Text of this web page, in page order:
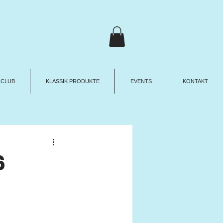
KLASSIK PRODUKTE EVENTS KONTAKT